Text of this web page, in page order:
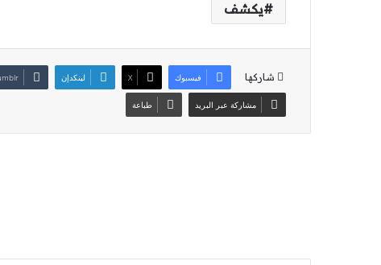
يكشف
شاركها فيسبوك ‫X لينكدإن
مشاركة عبر البريد طباعة